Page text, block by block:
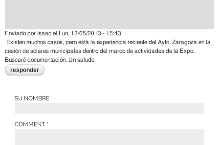
Enviado por Isaac el Lun, 13/05/2013 - 15:43
Existen muchos casos, pero está la experiencia reciente del Ayto. Zaragoza en la
cesión de solares municipales dentro del marco de actividades de la Expo.
Buscaré documentación. Un saludo
responder
SU NOMBRE
COMMENT*